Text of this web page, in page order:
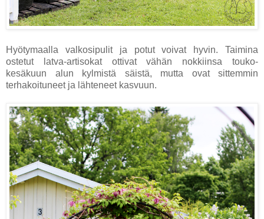
Hyötymaalla valkosipulit ja potut voivat hyvin. Taimina
ostetut latva-artisokat ottivat vähän nokkiinsa touko-
kesäkuun alun kylmistä säistä, mutta ovat sittemmin
terhakoituneet ja lähteneet kasvuun.